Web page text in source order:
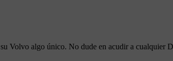
Volvo algo único. No dude en acudir a cualquier